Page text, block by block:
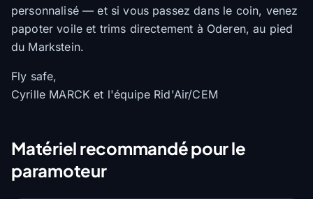
personnalisé — et si vous passez dans le coin, venez
papoter voile et trims directement à Oderen, au pied
du Markstein.
Fly safe,
Cyrille MARCK et l'équipe Rid'Air/CEM
Matériel recommandé pour le
paramoteur